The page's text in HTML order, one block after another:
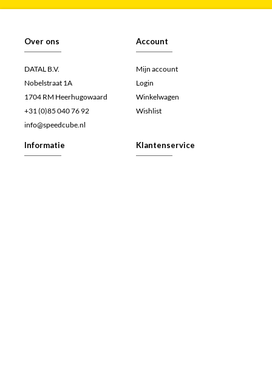
Over ons
DATAL B.V.
Nobelstraat 1A
1704 RM Heerhugowaard
+31 (0)85 040 76 92
info@speedcube.nl
Account
Mijn account
Login
Winkelwagen
Wishlist
Informatie Klantenservice